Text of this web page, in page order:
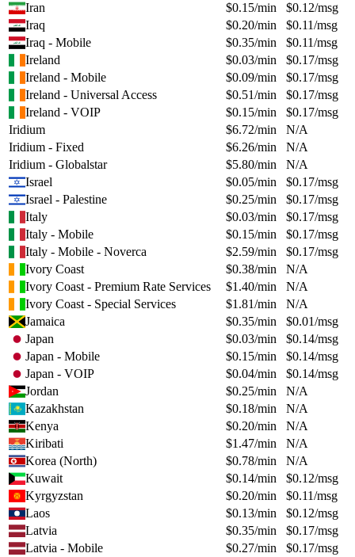
Iran
$0.15/min $0.12/msg
Iraq
$0.20/min $0.11/msg
Iraq - Mobile
$0.35/min $0.11/msg
Ireland
$0.03/min $0.17/msg
Ireland - Mobile
$0.09/min $0.17/msg
Ireland - Universal Access
$0.51/min $0.17/msg
Ireland - VOIP
$0.15/min $0.17/msg
Iridium
$6.72/min
N/A
Iridium - Fixed
$6.26/min
N/A
Iridium - Globalstar
$5.80/min
N/A
Israel
$0.05/min $0.17/msg
Israel - Palestine
$0.25/min $0.17/msg
Italy
$0.03/min $0.17/msg
Italy - Mobile
$0.15/min $0.17/msg
Italy - Mobile - Noverca
$2.59/min $0.17/msg
Ivory Coast
$0.38/min
N/A
Ivory Coast - Premium Rate Services
$1.40/min
N/A
Ivory Coast - Special Services
$1.81/min
N/A
Jamaica
$0.35/min $0.01/msg
Japan
$0.03/min $0.14/msg
Japan - Mobile
$0.15/min $0.14/msg
Japan - VOIP
$0.04/min $0.14/msg
Jordan
$0.25/min
N/A
Kazakhstan
$0.18/min
N/A
Kenya
$0.20/min
N/A
Kiribati
$1.47/min
N/A
Korea (North)
$0.78/min
N/A
Kuwait
$0.14/min $0.12/msg
Kyrgyzstan
$0.20/min $0.11/msg
Laos
$0.13/min $0.12/msg
Latvia
$0.35/min $0.17/msg
Latvia - Mobile
$0.27/min $0.17/msg